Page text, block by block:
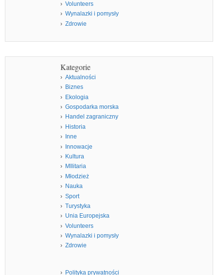
Volunteers
Wynalazki i pomysły
Zdrowie
Kategorie
Aktualności
Biznes
Ekologia
Gospodarka morska
Handel zagraniczny
Historia
Inne
Innowacje
Kultura
MIlitaria
Młodzież
Nauka
Sport
Turystyka
Unia Europejska
Volunteers
Wynalazki i pomysły
Zdrowie
Polityka prywatności